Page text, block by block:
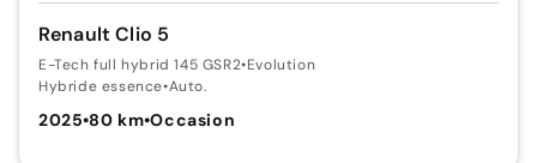
Renault Clio 5
E-Tech full hybrid 145 GSR2•Evolution
Hybride essence•Auto.
2025•80 km•Occasion